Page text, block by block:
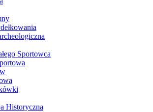
Sportowca
Historyczna